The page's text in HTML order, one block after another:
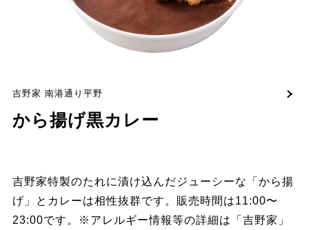
吉野家 南港通り平野
から揚げ黒カレー
吉野家特製のたれに漬け込んだジューシーな「から揚
げ」とカレーは相性抜群です。販売時間は11:00〜
23:00です。※アレルギー情報等の詳細は「吉野家」